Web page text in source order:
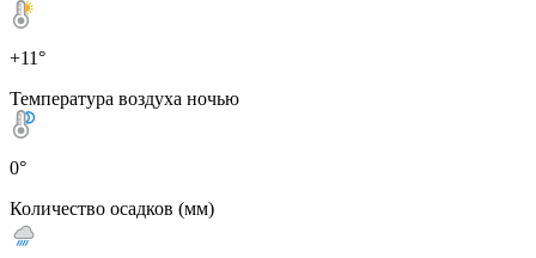
+11°
Температура воздуха ночью
0°
Количество осадков (мм)